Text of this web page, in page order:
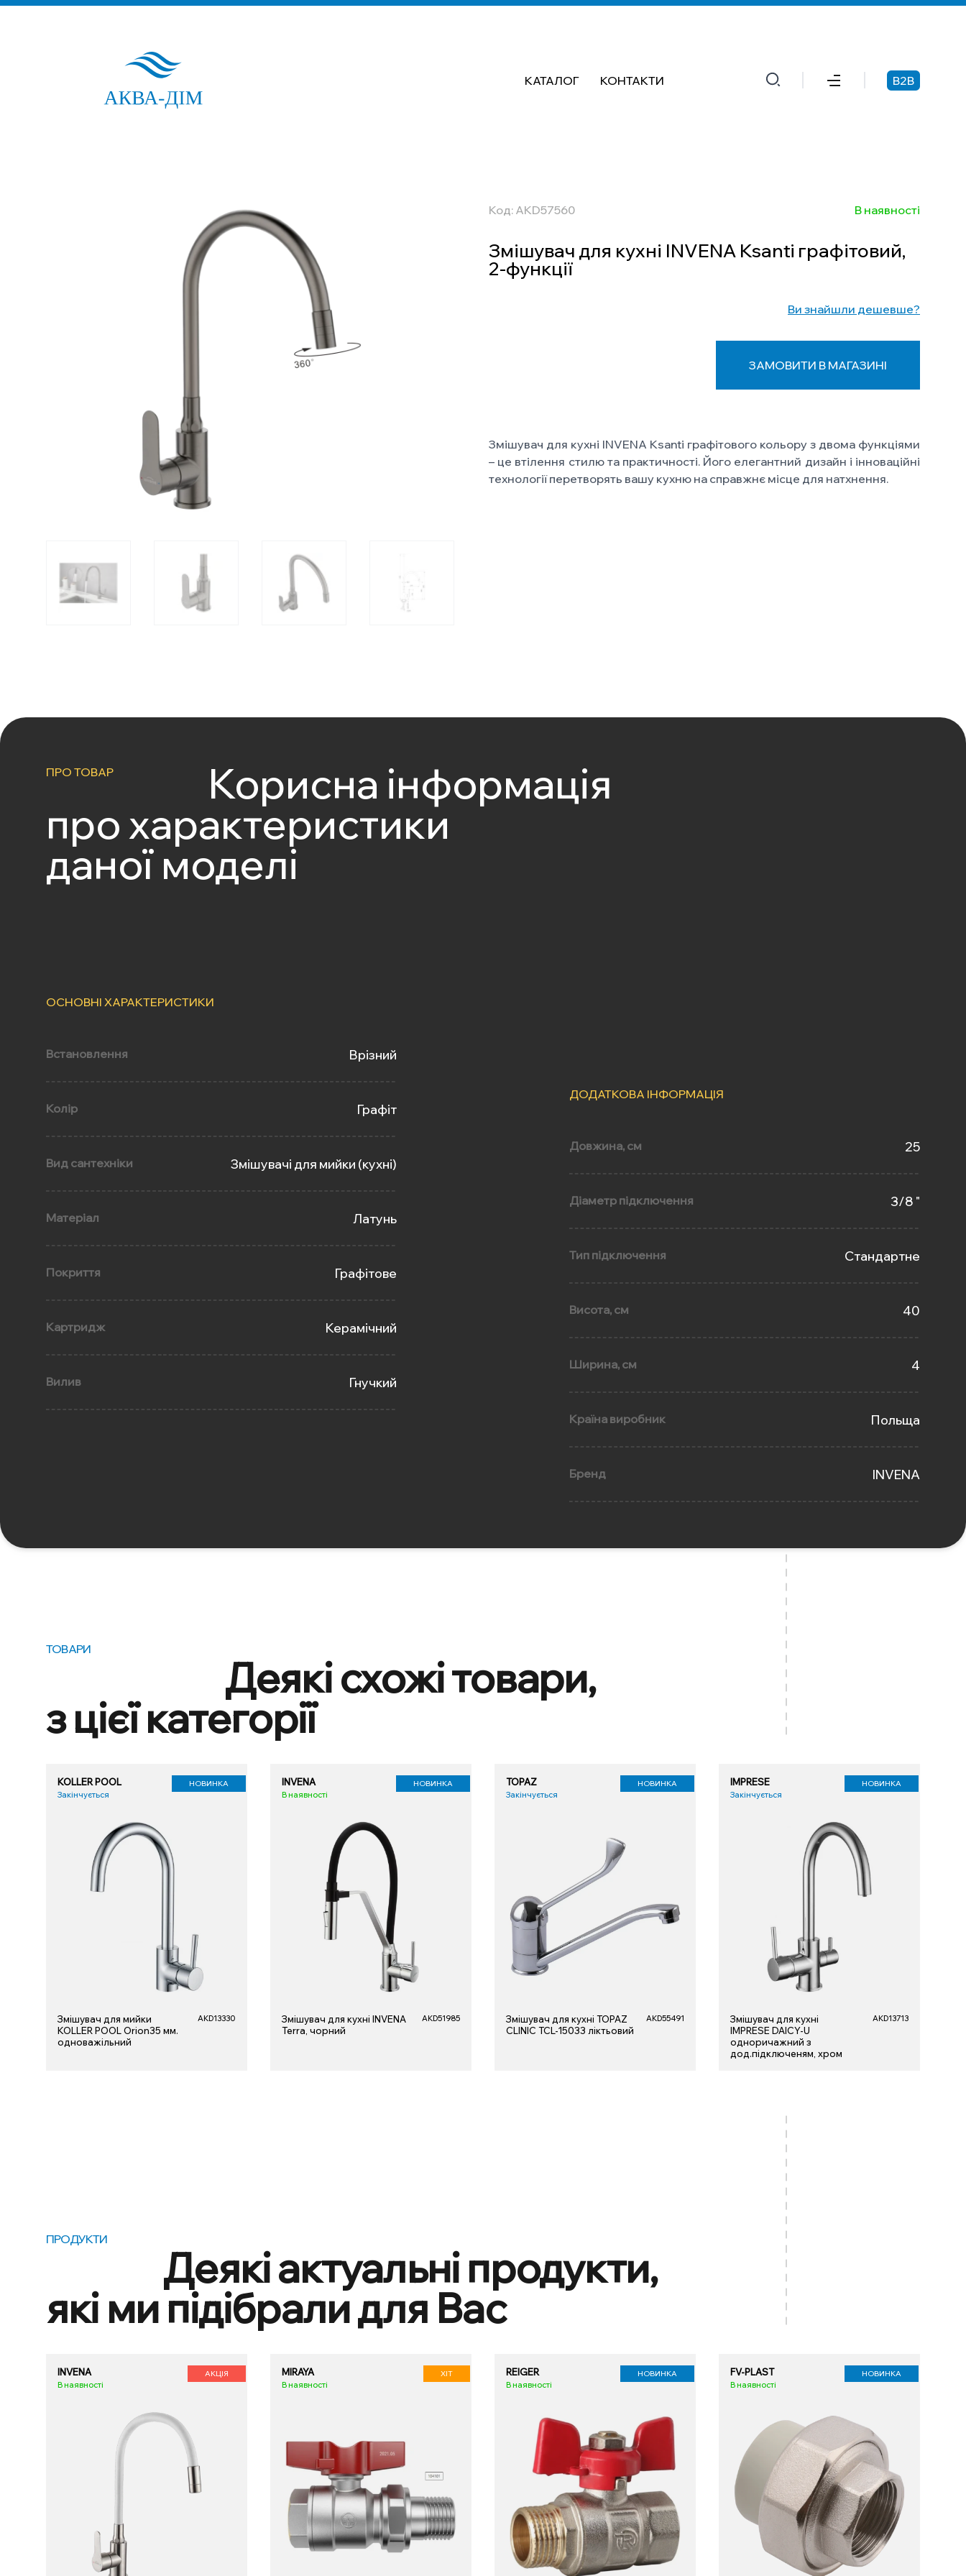
КАТАЛОГ КОНТАКТИ B2B
Код: AKD57560 В наявності
Змішувач для кухні INVENA Ksanti графітовий,
2-функції
Ви знайшли дешевше?
ЗАМОВИТИ В МАГАЗИНІ
Змішувач для кухні INVENA Ksanti графітового кольору з двома функціями
– це втілення стилю та практичності. Його елегантний дизайн і інноваційні
технології перетворять вашу кухню на справжнє місце для натхнення.
ПРО ТОВАР
Корисна інформація
про характеристики
даної моделі
ОСНОВНІ ХАРАКТЕРИСТИКИ
Встановлення Врізний
Колір Графіт
Вид сантехніки Змішувачі для мийки (кухні)
Матеріал Латунь
Покриття Графітове
Картридж Керамічний
Вилив Гнучкий
ДОДАТКОВА ІНФОРМАЦІЯ
Довжина, см 25
Діаметр підключення 3/8 "
Тип підключення Стандартне
Висота, см 40
Ширина, см 4
Країна виробник Польща
Бренд INVENA
ТОВАРИ
Деякі схожі товари,
з цієї категорії
KOLLER POOL
Закінчується
НОВИНКА
Змішувач для мийки
KOLLER POOL Orion35 мм.
одноважільний
AKD13330
INVENA
В наявності
НОВИНКА
Змішувач для кухні INVENA
Terra, чорний
AKD51985
TOPAZ
Закінчується
НОВИНКА
Змішувач для кухні TOPAZ
CLINIC TCL-15033 ліктьовий
AKD55491
IMPRESE
Закінчується
НОВИНКА
Змішувач для кухні
IMPRESE DAICY-U
одноричажний з
дод.підключеням, хром
AKD13713
ПРОДУКТИ
Деякі актуальні продукти,
які ми підібрали для Вас
INVENA
В наявності
АКЦІЯ MIRAYA
В наявності
ХІТ REIGER
В наявності
НОВИНКА FV-PLAST
В наявності
НОВИНКА